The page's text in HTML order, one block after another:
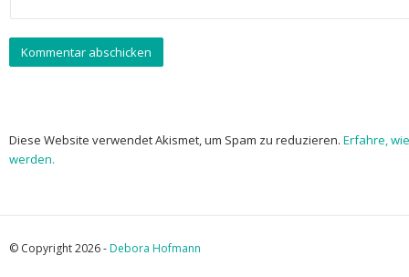
Diese Website verwendet Akismet, um Spam zu reduzieren. Erfahre,
werden.
© Copyright 2026 -Debora Hofmann